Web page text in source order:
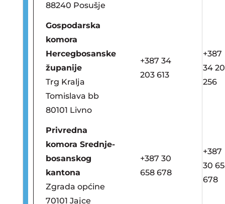
88240 Posušje
Gospodarska
komora
Hercegbosanske
županije
Trg Kralja
Tomislava bb
80101 Livno
+387 34
203 613
+387
34
256
Privredna
komora Srednje-
bosanskog
kantona
Zgrada općine
70101 Jajce
+387 30
658 678
+387
30
678